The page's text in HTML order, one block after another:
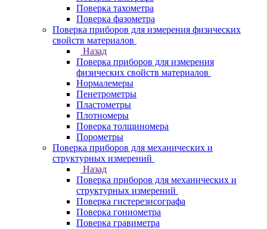
Поверка тахометра
Поверка фазометра
Поверка приборов для измерения физических
свойств материалов
Назад
Поверка приборов для измерения
физических свойств материалов
Нормалемеры
Пенетрометры
Пластометры
Плотномеры
Поверка толщиномера
Порометры
Поверка приборов для механических и
структурных измерений
Назад
Поверка приборов для механических и
структурных измерений
Поверка гистерезисографа
Поверка гониометра
Поверка гравиметра